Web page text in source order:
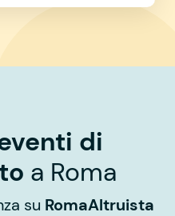
di
a Roma
su RomaAltruista